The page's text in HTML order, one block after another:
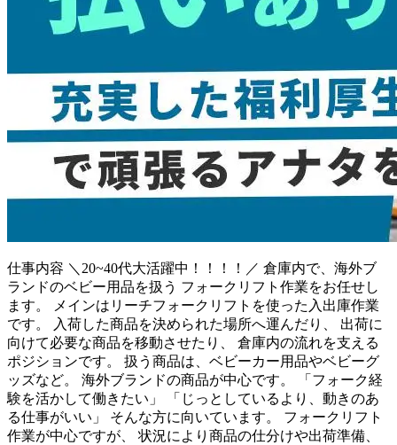
仕事内容 ＼20~40代大活躍中！！！！／ 倉庫内で、海外ブ
ランドのベビー用品を扱う フォークリフト作業をお任せし
ます。 メインはリーチフォークリフトを使った入出庫作業
です。 入荷した商品を決められた場所へ運んだり、 出荷に
向けて必要な商品を移動させたり、 倉庫内の流れを支える
ポジションです。 扱う商品は、ベビーカー用品やベビーグ
ッズなど。 海外ブランドの商品が中心です。 「フォーク経
験を活かして働きたい」 「じっとしているより、動きのあ
る仕事がいい」 そんな方に向いています。 フォークリフト
作業が中心ですが、 状況により商品の仕分けや出荷準備、